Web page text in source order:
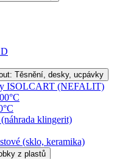
Těsnění, desky, ucpávky
ISOLCART (NEFALIT)
klingerit)
(sklo, keramika)
z plastů